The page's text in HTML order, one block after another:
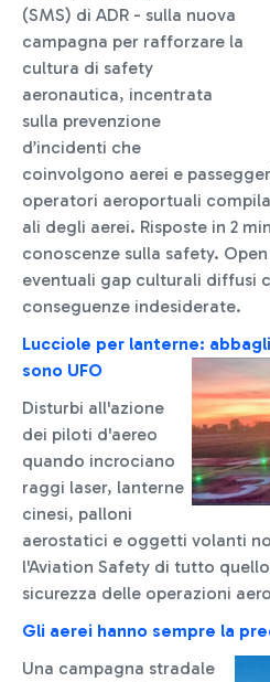
(SMS) di ADR - sulla nuova
campagna per rafforzare la
cultura di safety
aeronautica, incentrata
sulla prevenzione
d’incidenti che
coinvolgono aerei e
operatori aeroportuali
ali degli aerei. Risposte in 2
conoscenze sulla safety.
eventuali gap culturali diffusi
conseguenze indesiderate.
Lucciole per lanterne:
sono UFO
Disturbi all'azione
dei piloti d'aereo
quando incrociano
raggi laser, lanterne
cinesi, palloni
aerostatici e oggetti volanti
l'Aviation Safety di tutto
sicurezza delle operazioni
Gli aerei hanno sempre la
Una campagna stradale